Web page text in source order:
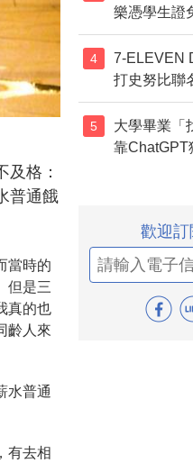
格：
普通餓
當時的
但是三
真的也
齡人來
水普通
有去相
樂憑學生證
4
7-ELEVEN
打史努比聯
5
大學畢業「
靠ChatGPT
歡迎訂